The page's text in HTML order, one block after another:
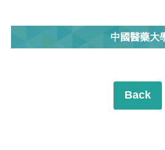
中國醫藥大
Back